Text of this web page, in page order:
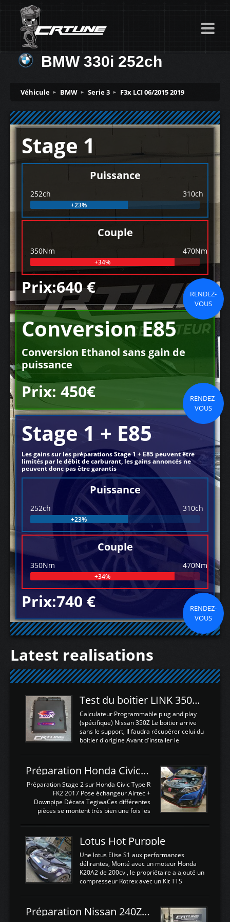
BMW 330i 252ch
Véhicule BMW Serie 3 F3x LCI 06/2015 2019
Stage 1
Puissance
252ch 310ch
+23%
Couple
350Nm 470Nm
+34%
Prix:640 €
RENDEZ-
VOUS
Conversion E85
Conversion Ethanol sans gain de
puissance
Prix: 450€
RENDEZ-
VOUS
Stage 1 + E85
Les gains sur les préparations Stage 1 + E85 peuvent être
limités par le débit de carburant, les gains annoncés ne
peuvent donc pas être garantis
Puissance
252ch 310ch
+23%
Couple
350Nm 470Nm
+34%
Prix:740 €
RENDEZ-
VOUS
Latest realisations
Test du boitier LINK 350Z Plugin ECU
Calculateur Programmable plug and play
(spécifique) Nissan 350Z Le boitier arrive
sans le support, Il faudra récupérer celui du
boitier d'origine Avant d'installer le
d'envoyer l'information de la large bande
dans le boitier. sydney sweeney deepfake
La sortie 0-5V de l'afr sera connectée sur
l'entrée AN Volt 8 et GndAN pour
Analogique, et Volt car l'information est une
tension (Pas une résistance variable d'un
est temps de brancher le ...
Préparation Honda Civic Type R FK2
Préparation Stage 2 sur Honda Civic Type R
FK2 2017 Pose échangeur Airtec +
Downpipe Décata TegiwaCes différentes
pièces se montent très bien une fois les
légere découpe du plastique inferieur,
negénant en rien la structure ou le
fonctionnement du fond plat. Une
reprogrammation Stage 2 est faite sur le
calculateur d'origine. Une alternative
économique au passage sur Hondata
d'origine 310cv et 400Nn , Une fois
reprogrammé et les ...
Lotus Hot Purpple
Une lotus Elise S1 aux performances
délirantes, Monté avec un moteur Honda
K20A2 de 200cv , le propriétaire a ajouté un
compresseur Rotrex avec un Kit TTS
d'augmenter la puissance de son moteur:
un watercooler a été ajouté. 300Cv sans
Préparation Nissan 240Z SR20DET